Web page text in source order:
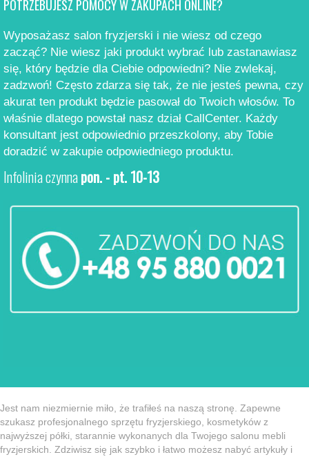
POTRZEBUJESZ POMOCY W ZAKUPACH ONLINE?
Wyposażasz salon fryzjerski i nie wiesz od czego
zacząć? Nie wiesz jaki produkt wybrać lub zastanawiasz
się, który będzie dla Ciebie odpowiedni? Nie zwlekaj,
zadzwoń! Często zdarza się tak, że nie jesteś pewna, czy
akurat ten produkt będzie pasował do Twoich włosów. To
właśnie dlatego powstał nasz dział CallCenter. Każdy
konsultant jest odpowiednio przeszkolony, aby Tobie
doradzić w zakupie odpowiedniego produktu.
Infolinia czynnapon. - pt. 10-13
Jest nam niezmiernie miło, że trafiłeś na naszą stronę. Zapewne
szukasz profesjonalnego sprzętu fryzjerskiego, kosmetyków z
najwyższej półki, starannie wykonanych dla Twojego salonu mebli
fryzjerskich. Zdziwisz się jak szybko i łatwo możesz nabyć artykuły i